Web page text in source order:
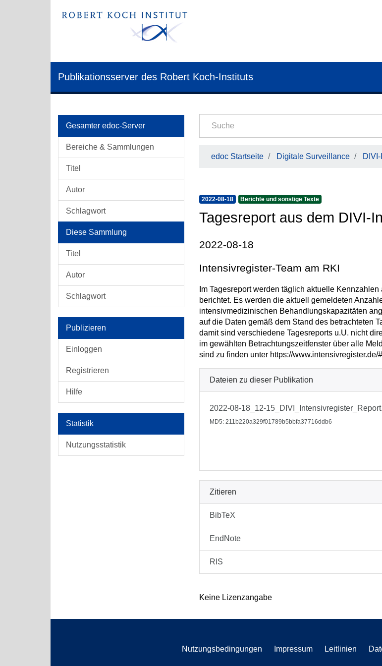
Publikationsserver des Robert Koch-Instituts
Gesamter edoc-Server
Bereiche & Sammlungen
Titel
Autor
Schlagwort
Diese Sammlung
Titel
Autor
Schlagwort
Publizieren
Einloggen
Registrieren
Hilfe
Statistik
Nutzungsstatistik
edoc Startseite Digitale Surveillance
2022-08-18 Berichte und sonstige Texte
Tagesreport aus dem DIVI-
2022-08-18
Intensivregister-Team am RKI
Im Tagesreport werden täglich aktuelle
berichtet. Es werden die aktuell gemeldeten
intensivmedizinischen Behandlungskapazitäten
auf die Daten gemäß dem Stand des betrachteten
damit sind verschiedene Tagesreports u.U. nicht
im gewählten Betrachtungszeitfenster über alle
sind zu finden unter https://www.intensivregister.de/
Dateien zu dieser Publikation
2022-08-18_12-
MD5: 211b220a329f01789b5bbfa37716ddb6
Zitieren
BibTeX
EndNote
RIS
Keine Lizenzangabe
Nutzungsbedingungen Impressum Leitlinien